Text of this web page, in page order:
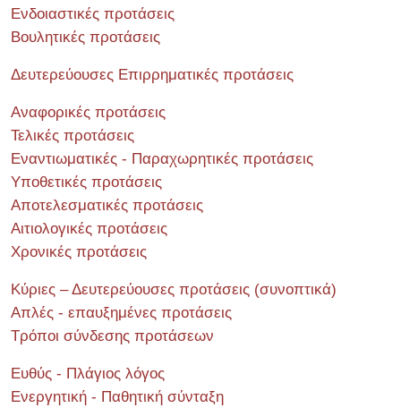
Ενδοιαστικές προτάσεις
Βουλητικές προτάσεις
Δευτερεύουσες Επιρρηματικές προτάσεις
Αναφορικές προτάσεις
Τελικές προτάσεις
Εναντιωματικές - Παραχωρητικές προτάσεις
Υποθετικές προτάσεις
Αποτελεσματικές προτάσεις
Αιτιολογικές προτάσεις
Χρονικές προτάσεις
Κύριες – Δευτερεύουσες προτάσεις (συνοπτικά)
Απλές - επαυξημένες προτάσεις
Τρόποι σύνδεσης προτάσεων
Ευθύς - Πλάγιος λόγος
Ενεργητική - Παθητική σύνταξη